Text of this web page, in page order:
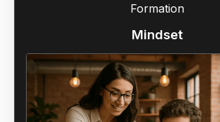
Formation
Mindset